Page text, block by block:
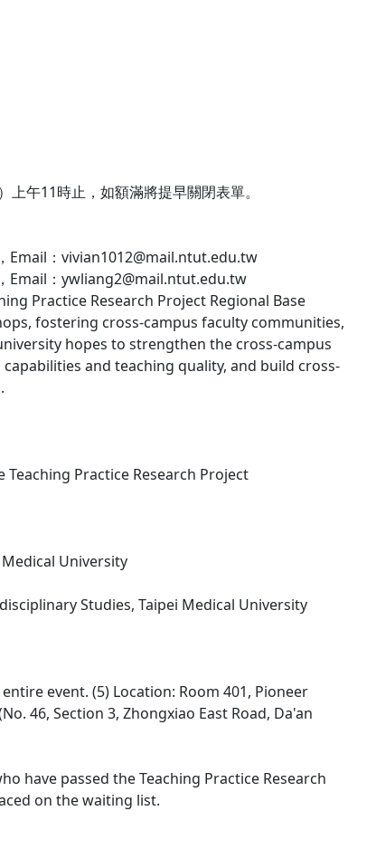
午11時止，如額滿將提早關閉表單。
Email：vivian1012@mail.ntut.edu.tw
Email：ywliang2@mail.ntut.edu.tw
Practice Research Project Regional Base
fostering cross-campus faculty communities,
hopes to strengthen the cross-campus
and teaching quality, and build cross-
Practice Research Project
University
Studies, Taipei Medical University
event. (5) Location: Room 401, Pioneer
46, Section 3, Zhongxiao East Road, Da'an
have passed the Teaching Practice Research
on the waiting list.